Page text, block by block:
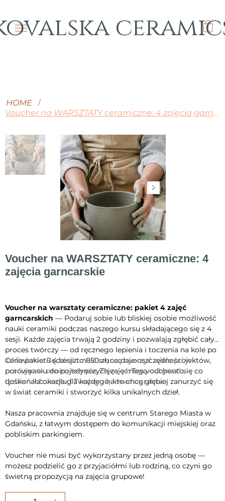
HOME /
Voucher na WARSZTATY ceramiczne: 4 zajęcia garncarskie
Voucher na WARSZTATY ceramiczne: 4
zajęcia garncarskie
Voucher na warsztaty ceramiczne: pakiet 4 zajęć
garncarskich — Podaruj sobie lub bliskiej osobie możliwość
nauki ceramiki podczas naszego kursu składającego się z 4
sesji. Każde zajęcia trwają 2 godziny i pozwalają zgłębić cały
proces twórczy — od ręcznego lepienia i toczenia na kole po
szkliwienie. Będziesz mieć szansę tworzyć wiele projektów,
pracując w swoim tempie. Zajęcia mogą odbywać się co
tydzień lub według Twojego harmonogramu.
Cena pakietu 4 sesji to 850 zł, co daje oszczędności w
porównaniu do pojedynczych zajęć. Ten voucher to
doskonała okazja dla każdego, kto chce głębiej zanurzyć się
w świat ceramiki i stworzyć kilka unikalnych dzieł.
Nasza pracownia znajduje się w centrum Starego Miasta w
Gdańsku, z łatwym dostępem do komunikacji miejskiej oraz
pobliskim parkingiem.
Voucher nie musi być wykorzystany przez jedną osobę —
możesz podzielić go z przyjaciółmi lub rodziną, co czyni go
świetną propozycją na zajęcia grupowe!